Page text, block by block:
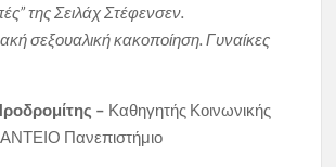
της Σειλάχ Στέφενσεν.
σεξουαλική κακοποίηση. Γυναίκες
– Καθηγητής Κοινωνικής
Πανεπιστήμιο